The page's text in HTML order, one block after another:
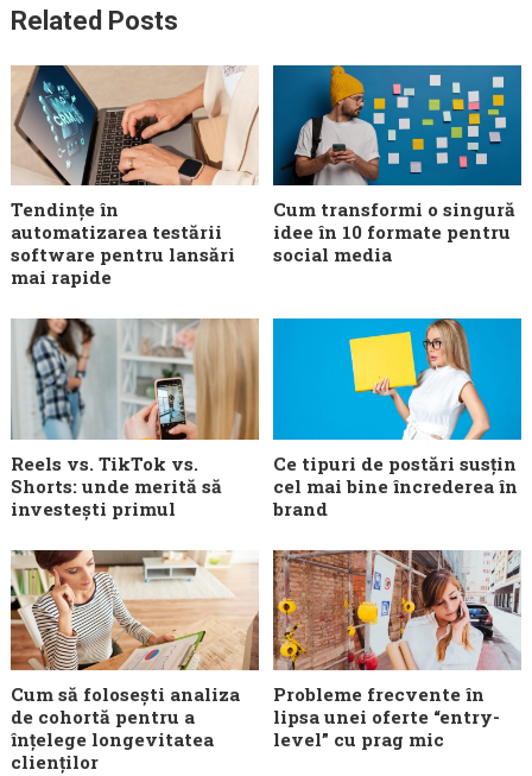
Related Posts
Tendințe în
automatizarea testării
software pentru lansări
mai rapide
Cum transformi o singură
idee în 10 formate pentru
social media
Reels vs. TikTok vs.
Shorts: unde merită să
investești primul
Ce tipuri de postări susțin
cel mai bine încrederea în
brand
Cum să folosești analiza
de cohortă pentru a
înțelege longevitatea
clienților
Probleme frecvente în
lipsa unei oferte “entry-
level” cu prag mic